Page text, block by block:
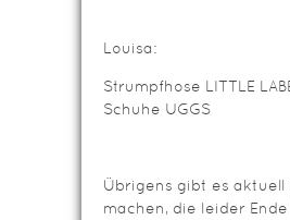
Louisa:
Strumpfhose LITTLE
Schuhe UGGS
Übrigens gibt es
machen, die leider